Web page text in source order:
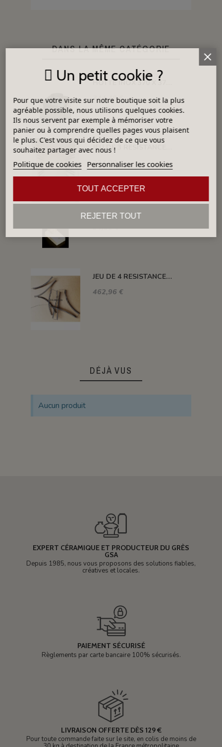
DANS LA MÊME CATÉGORIE
344,40 €
324,00 €
34,80 €
JEU DE 4 RESISTANCES FOUR 1320°C PLUTON-3S 76 L
462,96 €
DÉJÀ VUS
Aucun produit
EXPERT CÉRAMIQUE ET PRODUCTEUR DU GRÈS
GSA
Depuis 1985, nous vous proposons des solutions fiables,
créatives et locales.
PAIEMENT SÉCURISÉ
Règlements par carte bancaire 100% sécurisés.
LIVRAISON OFFERTE DÈS 129 €
Pour toute commande faite sur le site, en colis de moins de
Un petit cookie ?
Pour que votre visite sur notre boutique soit la plus
agréable possible, nous utilisons quelques cookies.
Ils nous servent par exemple à mémoriser votre
panier ou à comprendre quelles pages vous plaisent
le plus. C'est vous qui décidez de ce que vous
souhaitez partager avec nous !
Politique de cookies Personnaliser les cookies
REJETER TOUT
TOUT ACCEPTER